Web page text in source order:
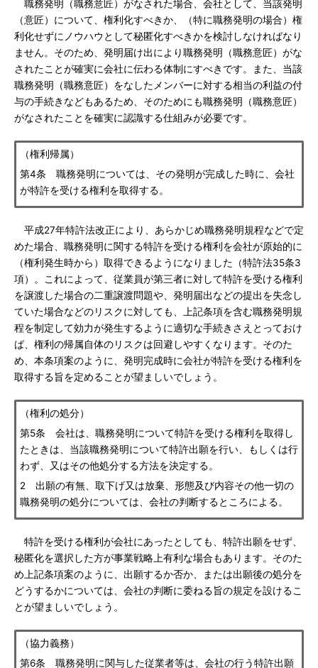
職務発明（職務意匠）がなされた場合、会社として、当該発明
（意匠）について、権利化すべきか、（特に職務発明の場合）権
利化せずにノウハウとして秘匿化すべきかを検討しなければなり
ません。そのため、発明届け出により職務発明（職務意匠）がな
されたことが確実に会社に伝わる体制にすべきです。また、当該
職務発明（職務意匠）をなしたメンバーに対する相当の利益の付
与の手続きなどもあるため、そのためにも職務発明（職務意匠）
がなされたことを確実に認識する仕組みが必要です。
（権利帰属）
第4条 職務発明については、その発明が完成した時に、会社
が特許を受ける権利を取得する。
平成27年特許法改正により、あらかじめ職務発明規程などで定
めた場合、職務発明に関する特許を受ける権利を会社が原始的に
（権利発生時から）取得できるようになりました（特許法35条3
項）。これによって、従業員が第三者に対して特許を受ける権利
を譲渡した場合の二重譲渡問題や、発明届出などの提出を失念し
ていた場合などのリスクに対しても、上記条項を含む職務発明規
程を制定して効力が発生するように適切な手続きさえとっておけ
ば、権利の帰属自体のリスクは回避しやすくなります。そのた
め、本条項案のように、発明完成時に会社が特許を受ける権利を
取得する旨を定めることが望ましいでしょう。
（権利の処分）
第5条 会社は、職務発明について特許を受ける権利を取得し
たときは、当該職務発明について特許出願を行い、もしくは行
わず、又はその他処分する方法を決定する。
2 出願の有無、取下げ又は放棄、形態及び内容その他一切の
職務発明の処分については、会社の判断するところによる。
特許を受ける権利が会社にあったとしても、特許出願をせず、
秘匿化を選択した方が事業戦略上有利な場合もあります。そのた
め上記条項案のように、出願するか否か、または出願後の処分を
どうするかについては、会社の判断に委ねる旨の規定を設けるこ
とが望ましいでしょう。
（協力義務）
第6条 職務発明に関与した従業者等は、会社の行う特許出願